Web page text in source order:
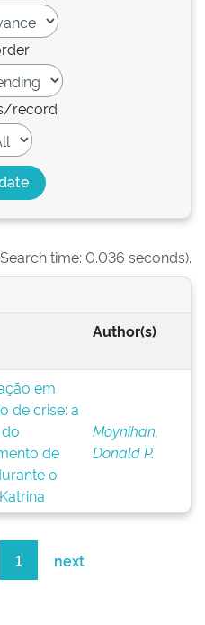
record
time: 0.036 seconds).
Author(s)
em
de crise: a
de
o
Moynihan,
Donald P.
1 next